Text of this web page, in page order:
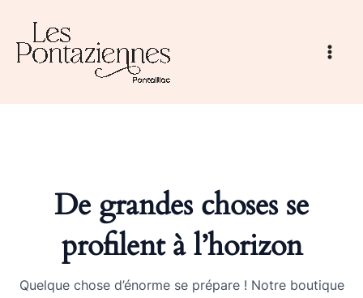
contenu
De grandes choses se
profilent à l’horizon
Quelque chose d’énorme se prépare ! Notre boutique